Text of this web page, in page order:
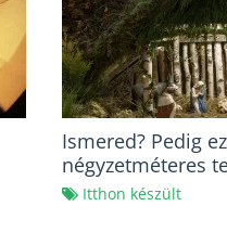
Ismered? Pedig
négyzetméteres
betlehem!
Itthon készült